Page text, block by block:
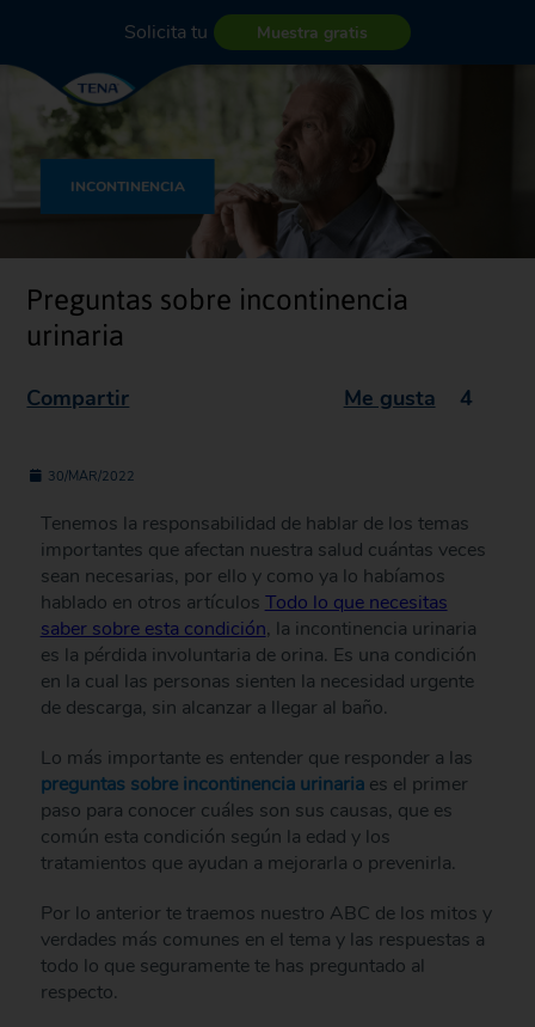
Solicita tu Muestra gratis
INCONTINENCIA
Preguntas sobre incontinencia
urinaria
Compartir Me gusta 4
30/MAR/2022
Tenemos la responsabilidad de hablar de los temas
importantes que afectan nuestra salud cuántas veces
sean necesarias, por ello y como ya lo habíamos
hablado en otros artículos Todo lo que necesitas
saber sobre esta condición, la incontinencia urinaria
es la pérdida involuntaria de orina. Es una condición
en la cual las personas sienten la necesidad urgente
de descarga, sin alcanzar a llegar al baño.
Lo más importante es entender que responder a las
preguntas sobre incontinencia urinariaes el primer
paso para conocer cuáles son sus causas, que es
común esta condición según la edad y los
tratamientos que ayudan a mejorarla o prevenirla.
Por lo anterior te traemos nuestro ABC de los mitos y
verdades más comunes en el tema y las respuestas a
todo lo que seguramente te has preguntado al
respecto.